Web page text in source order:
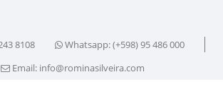
8108
Whatsapp: (+598) 95 486 000
Email: info@rominasilveira.com